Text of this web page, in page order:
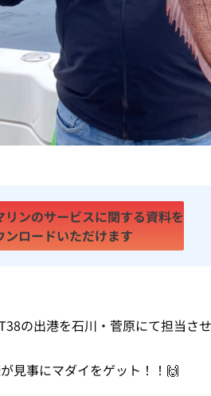
リンのサービスに関する資料を
ンロードいただけます
の出港を石川・菅原にて担当さ
見事にマダイをゲット！！🙌